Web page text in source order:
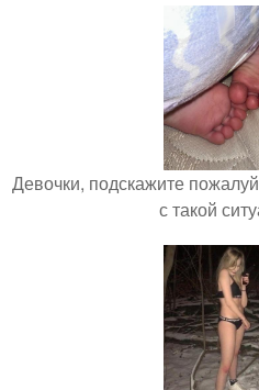
Девочки, подскажите
с такой